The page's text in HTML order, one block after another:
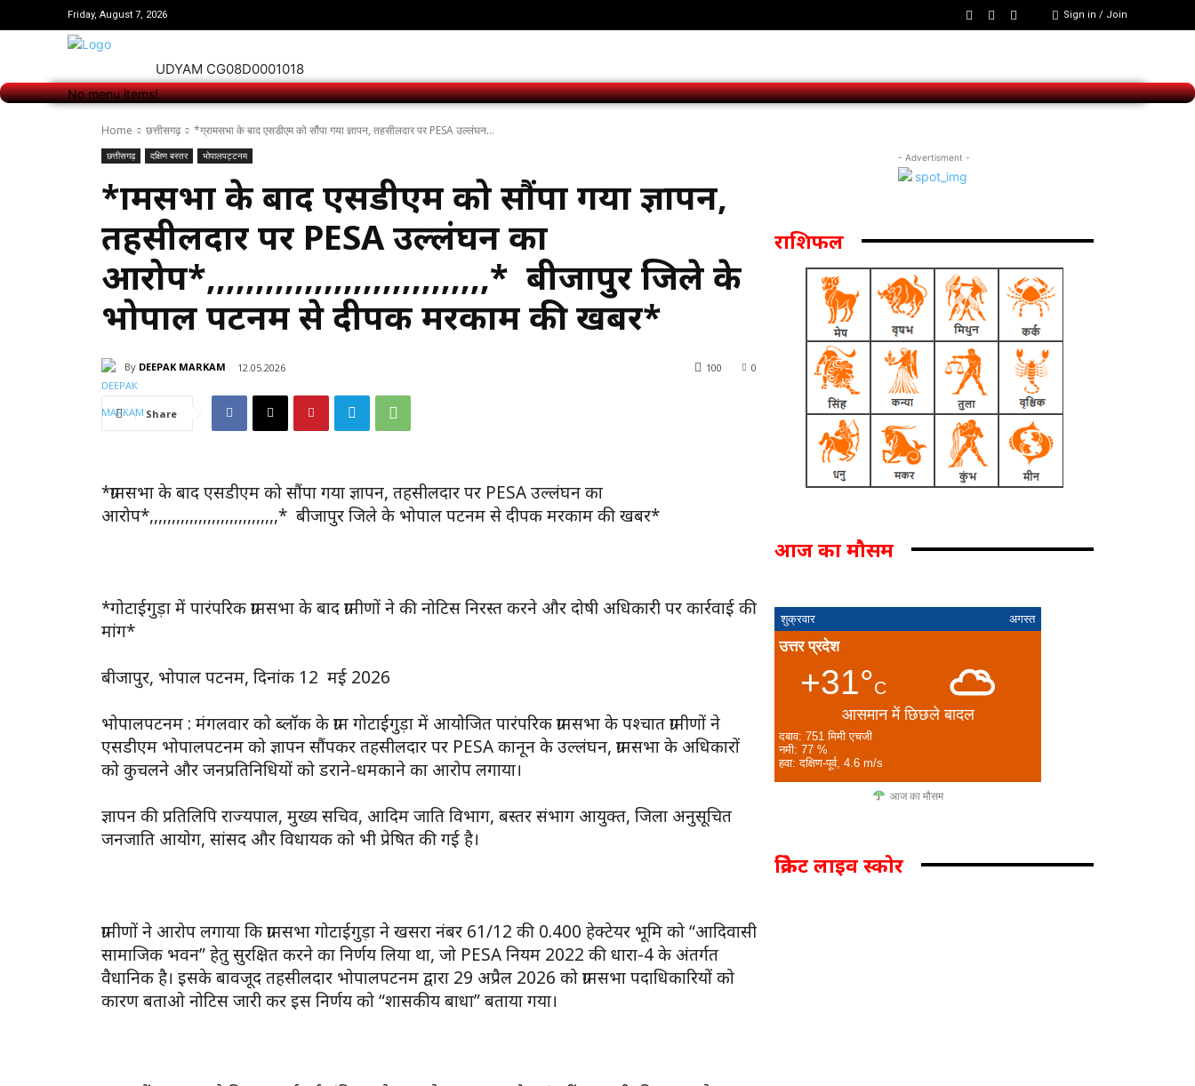
Friday, August 7, 2026 Sign in / Join
UDYAM CG08D0001018
No menu items!
Home छत्तीसगढ़ *ग्रामसभा के बाद एसडीएम को सौंपा गया ज्ञापन, तहसीलदार पर PESA उल्लंघन...
छत्तीसगढ़ दक्षिण बस्तर भोपालपट्टनम
*ग्रामसभा के बाद एसडीएम को सौंपा गया ज्ञापन,
तहसीलदार पर PESA उल्लंघन का
आरोप*,,,,,,,,,,,,,,,,,,,,,,,,,,,,,* बीजापुर जिले के
भोपाल पटनम से दीपक मरकाम की खबर*
By DEEPAK MARKAM 12.05.2026 0
100
Share
*ग्रामसभा के बाद एसडीएम को सौंपा गया ज्ञापन, तहसीलदार पर PESA उल्लंघन का
आरोप*,,,,,,,,,,,,,,,,,,,,,,,,,,,,,* बीजापुर जिले के भोपाल पटनम से दीपक मरकाम की खबर*
*गोटाईगुड़ा में पारंपरिक ग्रामसभा के बाद ग्रामीणों ने की नोटिस निरस्त करने और दोषी अधिकारी पर कार्रवाई की
मांग*
बीजापुर, भोपाल पटनम, दिनांक 12 मई 2026
भोपालपटनम : मंगलवार को ब्लॉक के ग्राम गोटाईगुड़ा में आयोजित पारंपरिक ग्रामसभा के पश्चात ग्रामीणों ने
एसडीएम भोपालपटनम को ज्ञापन सौंपकर तहसीलदार पर PESA कानून के उल्लंघन, ग्रामसभा के अधिकारों
को कुचलने और जनप्रतिनिधियों को डराने-धमकाने का आरोप लगाया।
ज्ञापन की प्रतिलिपि राज्यपाल, मुख्य सचिव, आदिम जाति विभाग, बस्तर संभाग आयुक्त, जिला अनुसूचित
जनजाति आयोग, सांसद और विधायक को भी प्रेषित की गई है।
ग्रामीणों ने आरोप लगाया कि ग्रामसभा गोटाईगुड़ा ने खसरा नंबर 61/12 की 0.400 हेक्टेयर भूमि को “आदिवासी
सामाजिक भवन” हेतु सुरक्षित करने का निर्णय लिया था, जो PESA नियम 2022 की धारा-4 के अंतर्गत
वैधानिक है। इसके बावजूद तहसीलदार भोपालपटनम द्वारा 29 अप्रैल 2026 को ग्रामसभा पदाधिकारियों को
कारण बताओ नोटिस जारी कर इस निर्णय को “शासकीय बाधा” बताया गया।
- Advertisment -
राशिफल
आज का मौसम
शुक्रवार अगस्त
उत्तर प्रदेश
+31°C
आसमान में छिछले बादल
दबाव: 751 मिमी एचजी
नमी: 77 %
हवा: दक्षिण-पूर्व, 4.6 m/s
आज का मौसम
क्रिकेट लाइव स्कोर